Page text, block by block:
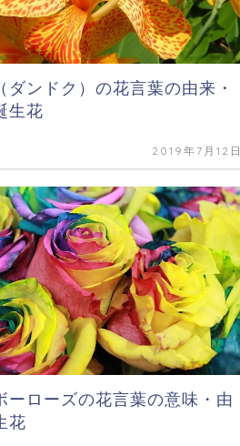
ダンドク）の花言葉の由来・
生花
2019年7月12日
ーローズの花言葉の意味・由
花